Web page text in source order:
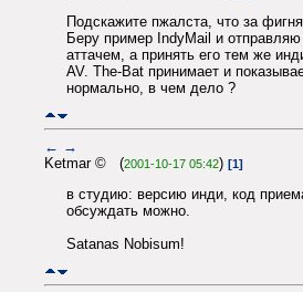
Подскажите пжалста, что за
Беру пример IndyMail и
аттачем, а принять его тем же
AV. The-Bat принимает и
нормально, в чем дело ?
← →
Ketmar © (2001-10-17 05:42) [1]
в студию: версию инди, код
обсуждать можно.
Satanas Nobisum!